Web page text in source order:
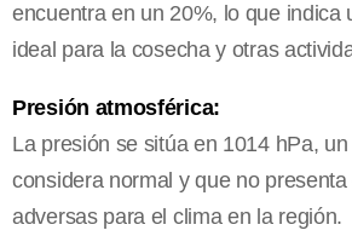
encuentra en un 20%, lo que indica
ideal para la cosecha y otras
Presión atmosférica:
La presión se sitúa en 1014 hPa,
considera normal y que no
adversas para el clima en la región.